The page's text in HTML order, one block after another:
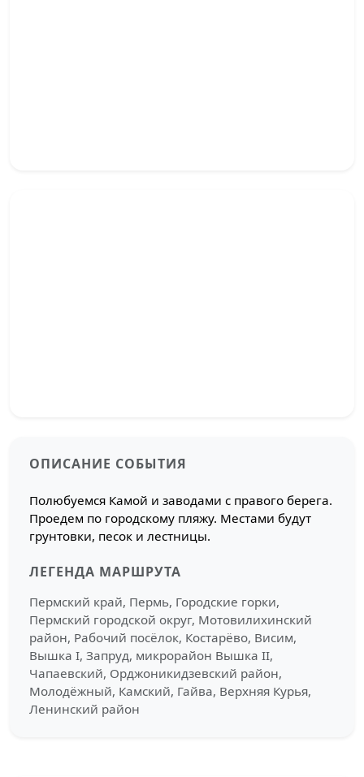
ОПИСАНИЕ СОБЫТИЯ
Полюбуемся Камой и заводами с правого берега.
Проедем по городскому пляжу. Местами будут
грунтовки, песок и лестницы.
ЛЕГЕНДА МАРШРУТА
Пермский край, Пермь, Городские горки,
Пермский городской округ, Мотовилихинский
район, Рабочий посёлок, Костарёво, Висим,
Вышка I, Запруд, микрорайон Вышка II,
Чапаевский, Орджоникидзевский район,
Молодёжный, Камский, Гайва, Верхняя Курья,
Ленинский район